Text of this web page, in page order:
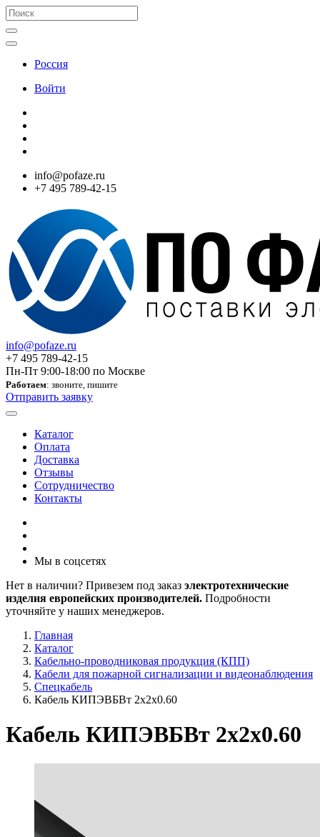
Россия
Войти
info@pofaze.ru
+7 495 789-42-15
info@pofaze.ru
+7 495 789-42-15
Пн-Пт 9:00-18:00 по Москве
Работаем: звоните, пишите
Отправить заявку
Каталог
Оплата
Доставка
Отзывы
Сотрудничество
Контакты
Мы в соцсетях
Нет в наличии? Привезем под заказ электротехнические
изделия европейских производителей. Подробности
уточняйте у наших менеджеров.
Главная
Каталог
Кабельно-проводниковая продукция (КПП)
Кабели для пожарной сигнализации и видеонаблюдения
Спецкабель
Кабель КИПЭВБВт 2х2х0.60
Кабель КИПЭВБВт 2х2х0.60